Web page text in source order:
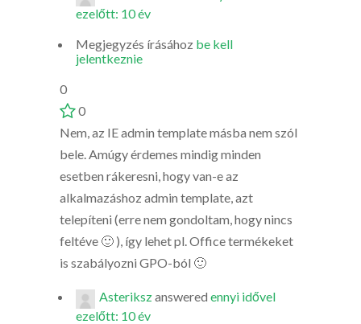
ezelőtt: 10 év
Megjegyzés írásához be kell
jelentkeznie
0
0
Nem, az IE admin template másba nem szól
bele. Amúgy érdemes mindig minden
esetben rákeresni, hogy van-e az
alkalmazáshoz admin template, azt
telepíteni (erre nem gondoltam, hogy nincs
feltéve 🙂 ), így lehet pl. Office termékeket
is szabályozni GPO-ból 🙂
Asterikszanswered ennyi idővel
ezelőtt: 10 év